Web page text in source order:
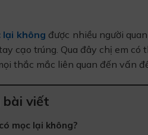
lại không được nhiều người
cạo trúng. Qua đây chị em
thắc mắc liên quan đến vấn
bài viết
mọc lại không?